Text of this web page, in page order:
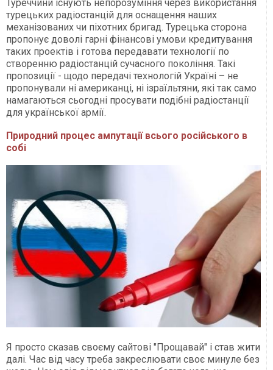
Туреччини існують непорозуміння через використання
турецьких радіостанцій для оснащення наших
механізованих чи піхотних бригад. Турецька сторона
пропонує доволі гарні фінансові умови кредитування
таких проектів і готова передавати технології по
створенню радіостанцій сучасного покоління. Такі
пропозиції - щодо передачі технологій Україні – не
пропонували ні американці, ні ізраїльтяни, які так само
намагаються сьогодні просувати подібні радіостанції
для української армії.
Природний процес ампутації всього російського в
собі
Я просто сказав своєму сайтові "Прощавай" і став жити
далі. Час від часу треба закреслювати своє минуле без